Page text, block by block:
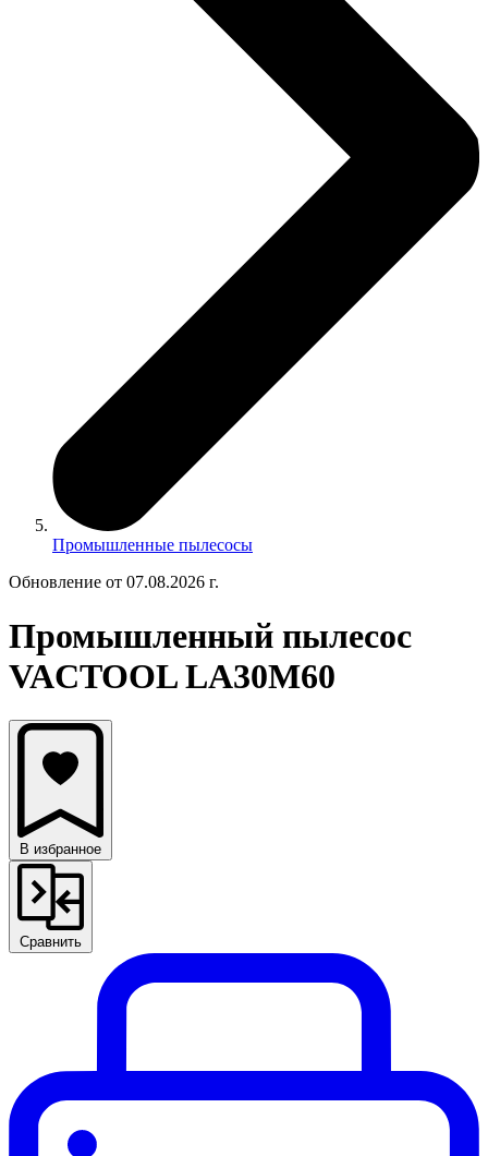
Промышленные пылесосы
Обновление от 07.08.2026 г.
Промышленный пылесос
VACTOOL LA30M60
В избранное
Сравнить